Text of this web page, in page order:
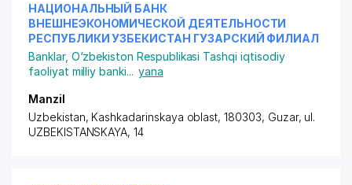
НАЦИОНАЛЬНЫЙ БАНК
ВНЕШНЕЭКОНОМИЧЕСКОЙ ДЕЯТЕЛЬНОСТИ
РЕСПУБЛИКИ УЗБЕКИСТАН ГУЗАРСКИЙ ФИЛИАЛ
Banklar, O‘zbekiston Respublikasi Tashqi iqtisodiy
faoliyat milliy banki... yana
Manzil
Uzbekistan, Kashkadarinskaya oblast, 180303, Guzar, ul.
UZBEKISTANSKAYA, 14